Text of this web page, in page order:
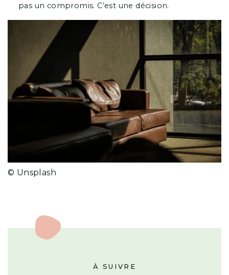
pas un compromis. C’est une décision.
© Unsplash
À SUIVRE